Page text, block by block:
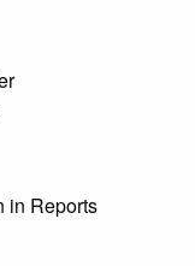
in Reports